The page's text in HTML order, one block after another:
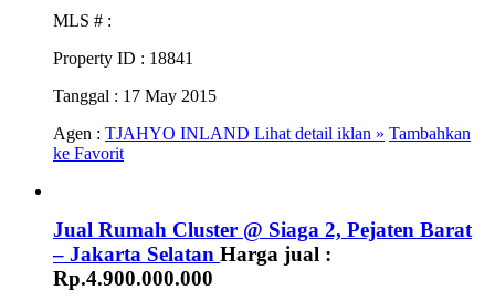
MLS # :
Property ID : 18841
Tanggal : 17 May 2015
Agen : TJAHYO INLAND Lihat detail iklan » Tambahkan
ke Favorit
Jual Rumah Cluster @ Siaga 2, Pejaten Barat
– Jakarta Selatan Harga jual :
Rp.4.900.000.000